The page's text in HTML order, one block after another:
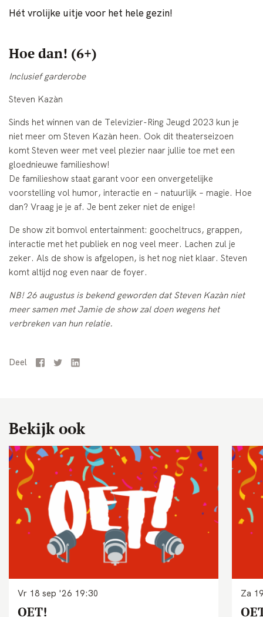
Hét vrolijke uitje voor het hele gezin!
Hoe dan! (6+)
Inclusief garderobe
Steven Kazàn
Sinds het winnen van de Televizier-Ring Jeugd 2023 kun je
niet meer om Steven Kazàn heen. Ook dit theaterseizoen
komt Steven weer met veel plezier naar jullie toe met een
gloednieuwe familieshow!
De familieshow staat garant voor een onvergetelijke
voorstelling vol humor, interactie en – natuurlijk – magie. Hoe
dan? Vraag je je af. Je bent zeker niet de enige!
De show zit bomvol entertainment: goocheltrucs, grappen,
interactie met het publiek en nog veel meer. Lachen zul je
zeker. Als de show is afgelopen, is het nog niet klaar. Steven
komt altijd nog even naar de foyer.
NB! 26 augustus is bekend geworden dat Steven Kazàn niet
meer samen met Jamie de show zal doen wegens het
verbreken van hun relatie.
Deel Facebook
TwitterLinkedIn
Bekijk ook
Vr 18 sep '26 19:30
OET!
Za